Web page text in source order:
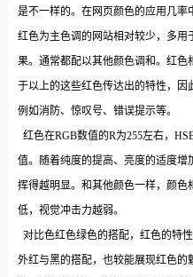
是不一样的。在网页颜色的应用几率
红色为主色调的网站相对较少，多
果。通常都配以其他颜色调和。红
于以上的这些红色传达出的特性，因
例如消防、惊叹号、错误提示等。
红色在RGB数值的R为255左右，
值。随着纯度的提高、亮度的适度
挥得越明显。和其他颜色一样，颜
低，视觉冲击力越弱。
对比色红色绿色的搭配，红色的特
外红与黑的搭配，也较能展现红色